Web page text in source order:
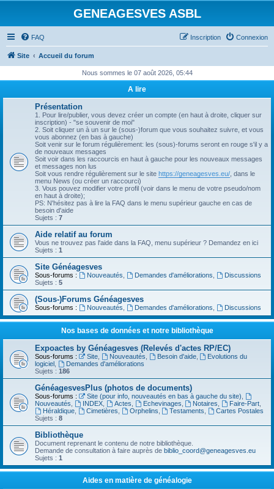
GENEAGESVES ASBL
FAQ Connexion
Inscription
Site Accueil du forum
Nous sommes le 07 août 2026, 05:44
A lire
Présentation
1. Pour lire/publier, vous devez créer un compte (en haut à droite, cliquer sur
inscription) - "se souvenir de moi"
2. Soit cliquer un à un sur le (sous-)forum que vous souhaitez suivre, et vous
vous abonnez (en bas à gauche)
Soit venir sur le forum régulièrement: les (sous)-forums seront en rouge s'il y a
de nouveaux messages
Soit voir dans les raccourcis en haut à gauche pour les nouveaux messages
et messages non lus
Soit vous rendre régulièrement sur le site https://geneagesves.eu/ , dans le
menu News (ou créer un raccourci)
3. Vous pouvez modifier votre profil (voir dans le menu de votre pseudo/nom
en haut à droite);
PS: N'hésitez pas à lire la FAQ dans le menu supérieur gauche en cas de
besoin d'aide
Sujets : 7
Aide relatif au forum
Vous ne trouvez pas l'aide dans la FAQ, menu supérieur ? Demandez en ici
Sujets : 1
Site Généagesves
Sous-forums : Nouveautés Demandes d'améliorations
Discussions
Sujets : 5
(Sous-)Forums Généagesves
Sous-forums : Nouveautés Demandes d'améliorations Discussions
Nos bases de données et notre bibliothèque
Expoactes by Généagesves (Relevés d'actes RP/EC)
Sous-forums : Site, Nouveautés Besoin d'aide,
Evolutions du
logiciel
Demandes d'améliorations
Sujets : 186
GénéagesvesPlus (photos de documents)
Sous-forums : Site (pour info, nouveautés en bas à gauche du site)
Nouveautés
INDEX, Actes Echevinages Notaires Faire-Part
Héraldique, Cimetières Orphelins Testaments
Cartes Postales
Sujets : 8
Bibliothèque
Document reprenant le contenu de notre bibliothèque.
Demande de consultation à faire auprès de biblio_coord@geneagesves.eu
Sujets : 1
Aides en matière de généalogie